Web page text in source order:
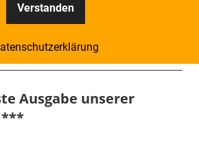
Ausgabe unserer
***
Verstanden